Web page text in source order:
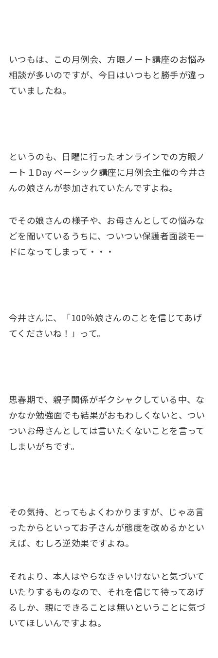
いつもは、この月例会、方眼ノート講座のお悩み
相談が多いのですが、今日はいつもと勝手が違っ
ていましたね。
というのも、日曜に行ったオンラインでの方眼ノ
ート１Day ベーシック講座に月例会主催の今井さ
んの娘さんが参加されていたんですよね。
でその娘さんの様子や、お母さんとしての悩みな
どを聞いているうちに、ついつい保護者面談モー
ドになってしまって・・・
今井さんに、「100％娘さんのことを信じてあげ
てくださいね！」って。
思春期で、親子関係がギクシャクしている中、な
かなか勉強面でも結果がおもわしくないと、つい
ついお母さんとしては言いたくないことを言って
しまいがちです。
その気持、とってもよくわかりますが、じゃあ言
ったからといってお子さんが態度を改めるかとい
えば、むしろ逆効果ですよね。
それより、本人はやらなきゃいけないと気づいて
いたりするものなので、それを信じて待ってあげ
るしか、親にできることは無いということに気づ
いてほしいんですよね。